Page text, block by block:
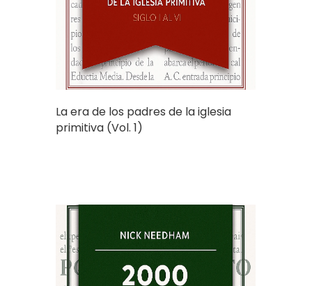
La era de los padres de la iglesia
primitiva (Vol. 1)